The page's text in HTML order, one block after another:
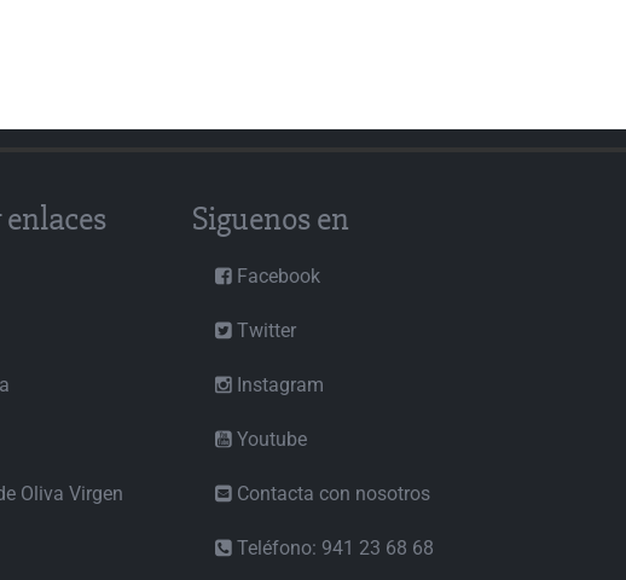
Oliva Virgen
Siguenos en
Facebook
Twitter
Instagram
Youtube
Contacta con nosotros
Teléfono: 941 23 68 68